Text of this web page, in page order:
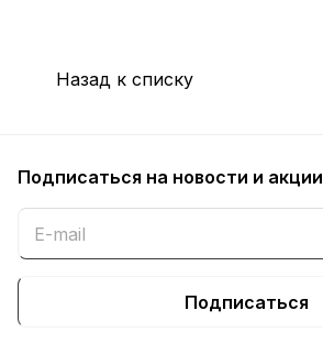
Назад к списку
Подписаться на новости и акции
Подписаться